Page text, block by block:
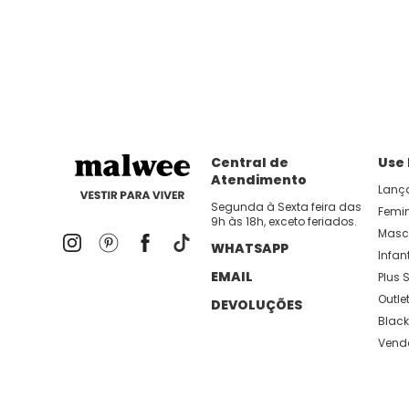
Central de
Atendimento
Segunda à Sexta feira das
9h às 18h, exceto feriados.
WHATSAPP
EMAIL
DEVOLUÇÕES
Plus
Outlet